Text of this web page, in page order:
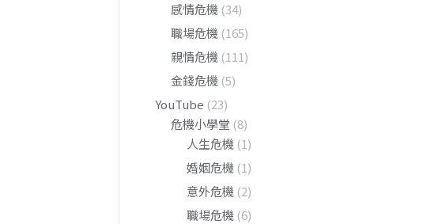
感情危機 (34)
職場危機 (165)
親情危機 (111)
金錢危機 (5)
YouTube (23)
危機小學堂 (8)
人生危機 (1)
婚姻危機 (1)
意外危機 (2)
職場危機 (6)